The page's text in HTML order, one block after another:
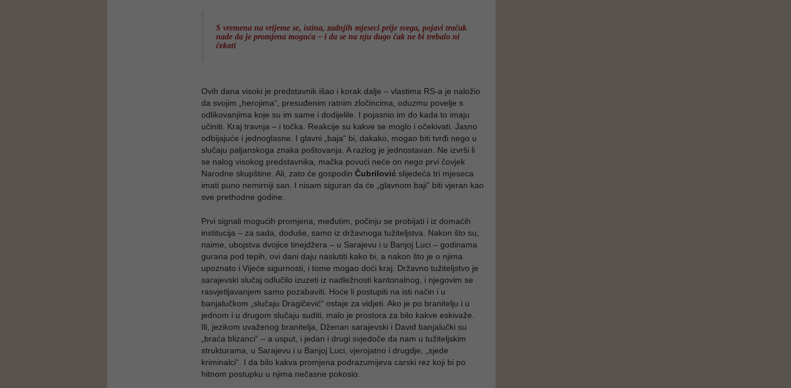
S vremena na vrijeme se, istina, zadnjih mjeseci prije svega, pojavi tračak
nade da je promjena moguća – i da se na nju dugo čak ne bi trebalo ni
čekati
Ovih dana visoki je predstavnik išao i korak dalje – vlastima RS-a je naložio
da svojim „herojima“, presuđenim ratnim zločincima, oduzmu povelje s
odlikovanjima koje su im same i dodijelile. I pojasnio im do kada to imaju
učiniti. Kraj travnja – i točka. Reakcije su kakve se moglo i očekivati. Jasno
odbijajuće i jednoglasne. I glavni „baja“ bi, dakako, mogao biti tvrđi nego u
slučaju paljanskoga znaka poštovanja. A razlog je jednostavan. Ne izvrši li
se nalog visokog predstavnika, mačka povući neće on nego prvi čovjek
Narodne skupštine. Ali, zato će gospodin Čubrilović slijedeća tri mjeseca
imati puno nemirniji san. I nisam siguran da će „glavnom baji“ biti vjeran kao
sve prethodne godine.
Prvi signali mogućih promjena, međutim, počinju se probijati i iz domaćih
institucija – za sada, doduše, samo iz državnoga tužiteljstva. Nakon što su,
naime, ubojstva dvojice tinejdžera – u Sarajevu i u Banjoj Luci – godinama
gurana pod tepih, ovi dani daju naslutiti kako bi, a nakon što je o njima
upoznato i Vijeće sigurnosti, i tome mogao doći kraj. Državno tužiteljstvo je
sarajevski slučaj odlučilo izuzeti iz nadležnosti kantonalnog, i njegovim se
rasvjetljavanjem samo pozabaviti. Hoće li postupiti na isti način i u
banjalučkom „slučaju Dragičević“ ostaje za vidjeti. Ako je po branitelju i u
jednom i u drugom slučaju suditi, malo je prostora za bilo kakve eskivaže.
Ili, jezikom uvaženog branitelja, Dženan sarajevski i David banjalučki su
„braća blizanci“ – a usput, i jedan i drugi svjedoče da nam u tužiteljskim
strukturama, u Sarajevu i u Banjoj Luci, vjerojatno i drugdje, „sjede
kriminalci“. I da bilo kakva promjena podrazumijeva carski rez koji bi po
hitnom postupku u njima nečasne pokosio.